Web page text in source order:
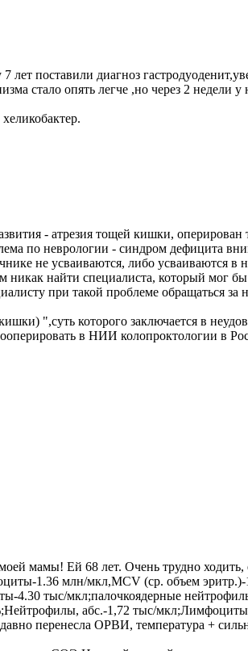
лет поставили диагноз
стало опять легче ,но через 2 недели
- атрезия тощей кишки, оперирован
по неврологии - синдром дефицита
не усваиваются, либо усваиваются в
найти специалиста, который мог
при такой проблеме обращаться
",суть которого заключается в
в НИИ колопроктологии
мамы! Ей 68 лет. Очень трудно
1.36 млн/мкл,MCV (ср. объем
4.30 тыс/мкл;палочкоядерные
абс.-1,72 тыс/
перенесла ОРВИ, температура +